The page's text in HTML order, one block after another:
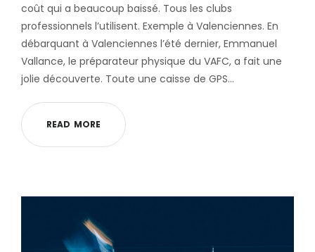
coût qui a beaucoup baissé. Tous les clubs
professionnels l’utilisent. Exemple à Valenciennes. En
débarquant à Valenciennes l’été dernier, Emmanuel
Vallance, le préparateur physique du VAFC, a fait une
jolie découverte. Toute une caisse de GPS…
READ MORE